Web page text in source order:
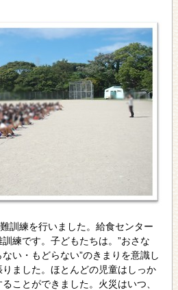
訓練を行いました。給食センター
練です。子どもたちは。”おさな
い・もどらない”のきまりを意識し
ました。ほとんどの児童はしっか
ことができました。火災はいつ、